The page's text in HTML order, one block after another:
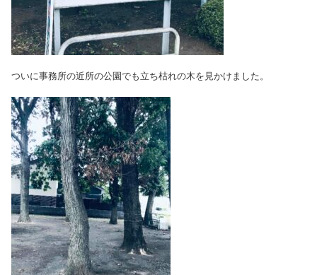
ついに事務所の近所の公園でも立ち枯れの木を見かけました。